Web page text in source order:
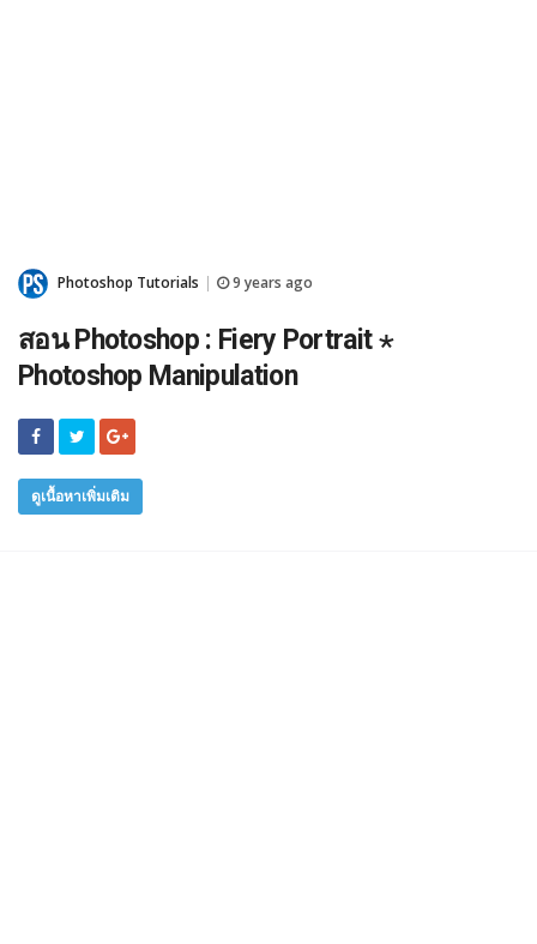
Photoshop Tutorials 9 years ago
สอน Photoshop : Fiery Portrait ⋆
Photoshop Manipulation
ดูเนื้อหาเพิ่มเติม